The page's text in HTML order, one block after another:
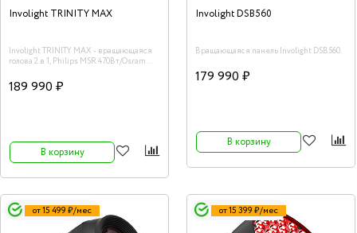
Involight TRINITY MAX
Involight TRINITY MAX - вращающаяся
голова 2 в 1, Philips MSR 470Вт/Osram
189 990 ₽
В корзину
Involight DSB560
Вращающаяся панель Involight DSB560.
179 990 ₽
В корзину
от 15 499 ₽/мес от 15 399 ₽/мес